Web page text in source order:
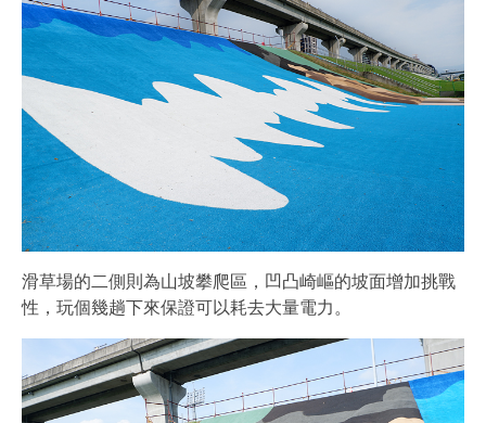
滑草場的二側則為山坡攀爬區，凹凸崎嶇的坡面增加挑戰
性，玩個幾趟下來保證可以耗去大量電力。